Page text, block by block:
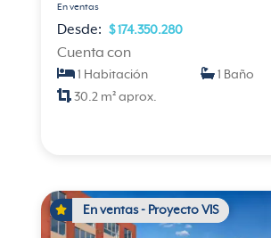
En ventas
Desde: $ 174.350.280
Cuenta con
1 Habitación
1 Baño
30.2 m² aprox.
En ventas - Proyecto VIS